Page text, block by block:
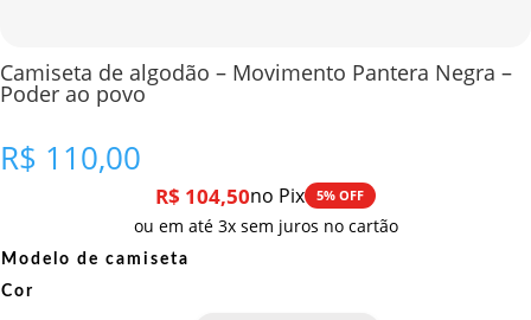
Camiseta de algodão – Movimento Pantera Negra –
Poder ao povo
R$ 110,00
R$ 104,50no Pix 5% OFF
ou em até 3x sem juros no cartão
Modelo de camiseta
Cor